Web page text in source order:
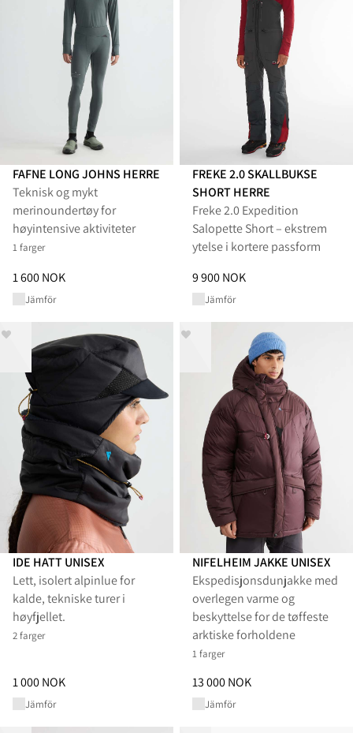
FAFNE LONG JOHNS HERRE
Teknisk og mykt
merinoundertøy for
høyintensive aktiviteter
1 farger
Pris:1 600 NOK, redusert fra 1 600 NOK
1 600 NOK
Jämför
FREKE 2.0 SKALLBUKSE
SHORT HERRE
Freke 2.0 Expedition
Salopette Short – ekstrem
ytelse i kortere passform
Pris:9 900 NOK, redusert fra 9
9 900 NOK
Jämför
IDE HATT UNISEX
Lett, isolert alpinlue for
kalde, tekniske turer i
høyfjellet.
2 farger
Pris:1 000 NOK, redusert fra 1 000 NOK
1 000 NOK
Jämför
NIFELHEIM JAKKE UNISEX
Ekspedisjonsdunjakke med
overlegen varme og
beskyttelse for de tøffeste
arktiske forholdene
1 farger
Pris:13 000 NOK, redusert fra
13 000 NOK
Jämför